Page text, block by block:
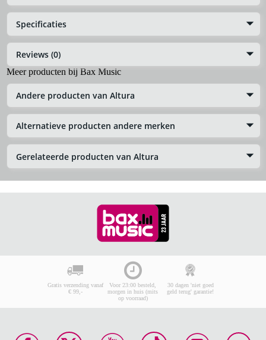
Specificaties
Reviews (0)
Meer producten bij Bax Music
Andere producten van Altura
Alternatieve producten andere merken
Gerelateerde producten van Altura
Gratis verzending vanaf
€ 99,-
Voor 23:00 besteld,
morgen in huis (mits
op voorraad)
30 dagen 'niet goed
geld terug' garantie!